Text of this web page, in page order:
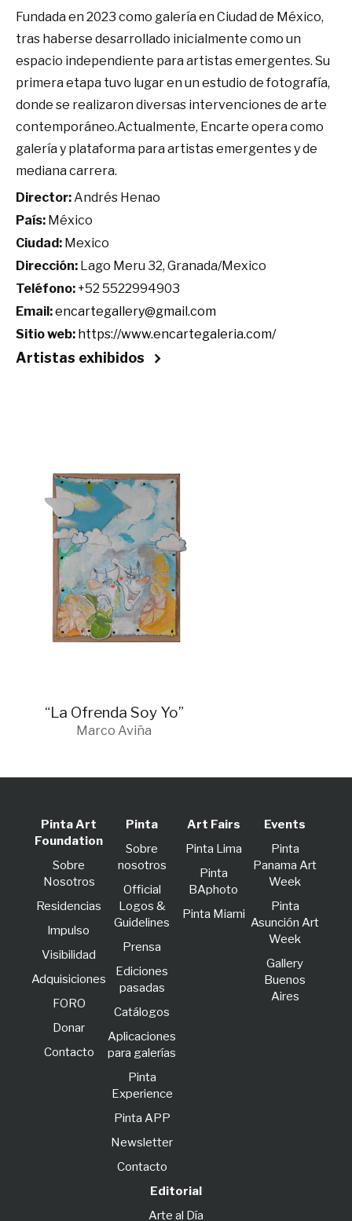
Fundada en 2023 como galería en Ciudad de México,
tras haberse desarrollado inicialmente como un
espacio independiente para artistas emergentes. Su
primera etapa tuvo lugar en un estudio de fotografía,
donde se realizaron diversas intervenciones de arte
contemporáneo.Actualmente, Encarte opera como
galería y plataforma para artistas emergentes y de
mediana carrera.
Director: Andrés Henao
País: México
Ciudad: Mexico
Dirección: Lago Meru 32, Granada/Mexico
Teléfono:+52 5522994903
Email:encartegallery@gmail.com
Sitio web: https://www.encartegaleria.com/
Artistas exhibidos
“La Ofrenda Soy Yo”
Marco Aviña
Pinta Art
Foundation
Sobre
Nosotros
Residencias
lmpulso
Visibilidad
Adquisiciones
FORO
Donar
Contacto
Pinta
Sobre
nosotros
Official
Logos &
Guidelines
Prensa
Ediciones
pasadas
Catálogos
Aplicaciones
para galerías
Pinta
Experience
Pinta APP
Newsletter
Contacto
Art Fairs
Pinta Lima
Pinta
BAphoto
Pinta Miami
Events
Pinta
Panama Art
Week
Pinta
Asunción Art
Week
Gallery
Buenos
Aires
Editorial
Arte al Día